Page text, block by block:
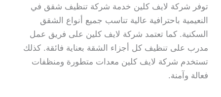
توفر شركة لايف كلين خدمة شركة تنظيف شقق في
النعيمية باحترافية عالية تناسب جميع أنواع الشقق
السكنية. كما تعتمد شركة لايف كلين على فريق عمل
مدرب على تنظيف كل أجزاء الشقة بعناية فائقة. كذلك
تستخدم شركة لايف كلين معدات متطورة ومنظفات
فعالة وآمنة.